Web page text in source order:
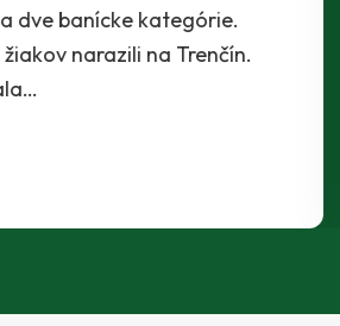
dve banícke kategórie.
narazili na Trenčín.